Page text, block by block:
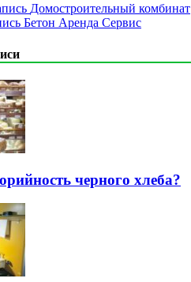
Домостроительный комбинат
Бетон Аренда Сервис
черного хлеба?